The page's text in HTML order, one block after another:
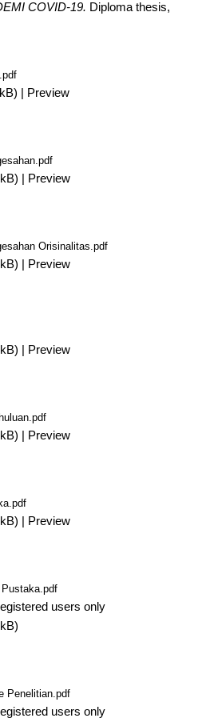
COVID-19. Diploma thesis,
Preview
Preview
Orisinalitas.pdf
Preview
Preview
Preview
Preview
users only
Penelitian.pdf
users only